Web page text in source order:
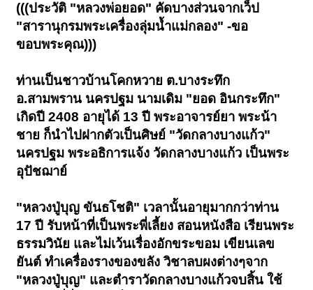
(((ประวัติ "หลวงพ่อยอด" คัดบางส่วนจากเว็ป
"สารานุกรมพระเครื่องลุ่มน้ำแม่กลอง" -ขอ
ขอบพระคุณ)))
ท่านเป็นชาวบ้านโคกหวาย ต.บางระทึก
อ.สามพราน นครปฐม นามเดิม "ยอด อินกระทึก"
เกิดปี 2408 อายุได้ 13 ปี พระอาจารย์ยา พระน้า
ชาย ก็นำไปฝากตัวเป็นศิษย์ "วัดกลางบางแก้ว"
นครปฐม พระอธิการแจ้ง วัดกลางบางแก้ว เป็นพระ
อุปัชฌาย์
"หลวงปู่บุญ ขันธโชติ" เวลานั้นอายุมากกว่าท่าน
17 ปี รับหน้าที่เป็นพระพี่เลี้ยง สอนหนังสือ เรียนพระ
ธรรมวินัย และไม่เว้นเรื่องอักขระขอม เขียนเลข
ยันต์ ทำเครื่องรางของขลัง วิชาลบผงต่างๆจาก
"หลวงปู่บุญ" และตำราวัดกลางบางแก้วจบสิ้น ใช้